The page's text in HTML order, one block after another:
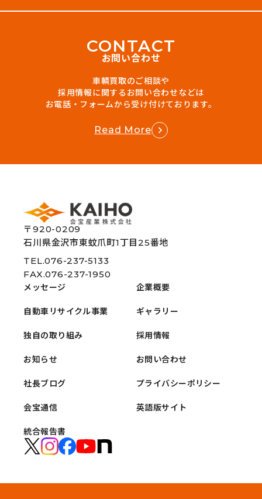
CONTACT
お問い合わせ
車輌買取のご相談や
採用情報に関するお問い合わせなどは
お電話・フォームから受け付けております。
Read More
〒920-0209
石川県金沢市東蚊爪町1丁目25番地
TEL.076-237-5133
FAX.076-237-1950
メッセージ
自動車リサイクル事業
独自の取り組み
お知らせ
社長ブログ
会宝通信
統合報告書
企業概要
ギャラリー
採用情報
お問い合わせ
プライバシーポリシー
英語版サイト